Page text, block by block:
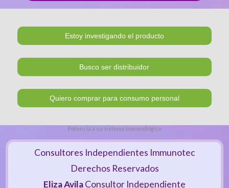
Potencia a su sistema Inmunológico
Consultores Independientes Immunotec
Derechos Reservados
Eliza AvilaConsultor Independiente